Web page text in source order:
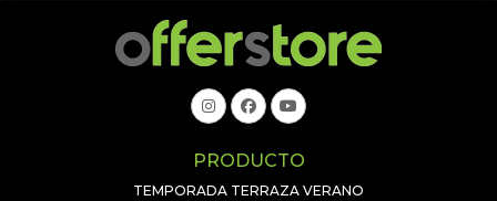
PRODUCTO
TEMPORADA TERRAZA VERANO